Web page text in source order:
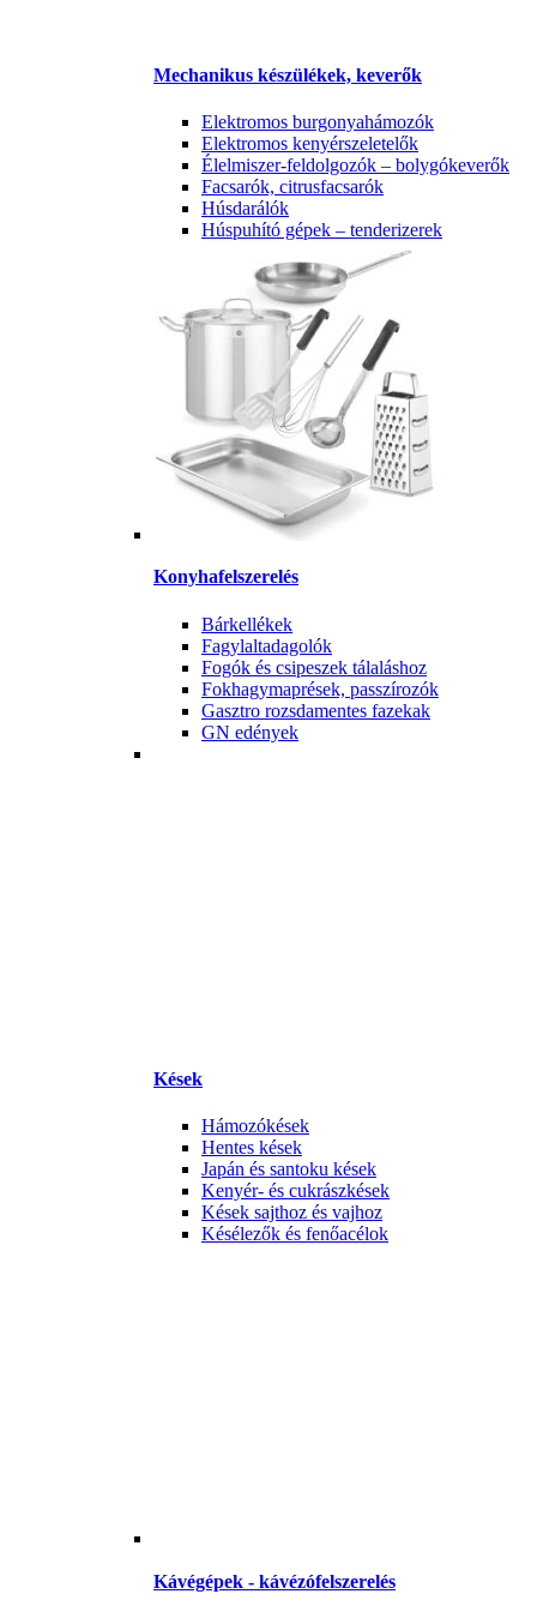
Mechanikus készülékek, keverők
Elektromos burgonyahámozók
Elektromos kenyérszeletelők
Élelmiszer-feldolgozók – bolygókeverők
Facsarók, citrusfacsarók
Húsdarálók
Húspuhító gépek – tenderizerek
Konyhafelszerelés
Bárkellékek
Fagylaltadagolók
Fogók és csipeszek tálaláshoz
Fokhagymaprések, passzírozók
Gasztro rozsdamentes fazekak
GN edények
Kések
Hámozókések
Hentes kések
Japán és santoku kések
Kenyér- és cukrászkések
Kések sajthoz és vajhoz
Késélezők és fenőacélok
Kávégépek - kávézófelszerelés